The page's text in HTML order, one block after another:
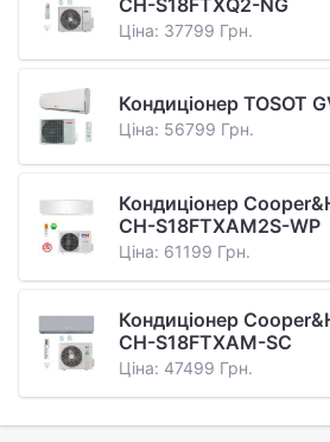
Ціна: 37799 Грн.
Кондиціонер TOSOT
Ціна: 56799 Грн.
Кондиціонер
CH-S18FTXAM2S-WP
Ціна: 61199 Грн.
Кондиціонер
CH-S18FTXAM-SC
Ціна: 47499 Грн.